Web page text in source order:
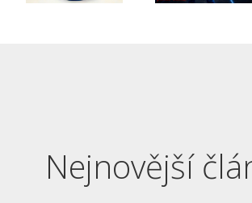
Nejnovější